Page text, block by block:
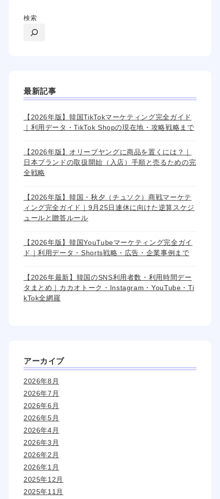
検索
最新記事
【2026年版】韓国TikTokマーケティング完全ガイド
｜利用データ・TikTok Shopの現在地・攻略戦略まで
【2026年版】オリーブヤングに商品を置くには？｜
日本ブランドの取扱開始（入店）手順と売るための完
全戦略
【2026年版】韓国・秋夕（チュソク）商戦マーケテ
ィング完全ガイド｜9月25日連休に向けた逆算スケジ
ュールと贈答ルール
【2026年版】韓国YouTubeマーケティング完全ガイ
ド｜利用データ・Shorts戦略・広告・企業事例まで
【2026年最新】韓国のSNS利用者数・利用時間デー
タまとめ｜カカオトーク・Instagram・YouTube・Ti
kTok全網羅
アーカイブ
2026年8月
2026年7月
2026年6月
2026年5月
2026年4月
2026年3月
2026年2月
2026年1月
2025年12月
2025年11月